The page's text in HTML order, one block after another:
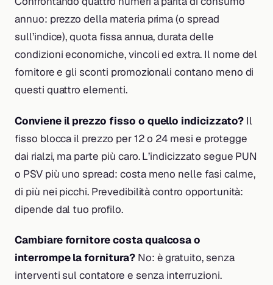
annuo: prezzo della materia prima (o spread
sull’indice), quota fissa annua, durata delle
condizioni economiche, vincoli ed extra. Il nome del
fornitore e gli sconti promozionali contano meno di
questi quattro elementi.
Conviene il prezzo fisso o quello indicizzato?Il
fisso blocca il prezzo per 12 o 24 mesi e protegge
dai rialzi, ma parte più caro. L’indicizzato segue PUN
o PSV più uno spread: costa meno nelle fasi calme,
di più nei picchi. Prevedibilità contro opportunità:
dipende dal tuo profilo.
Cambiare fornitore costa qualcosa o
interrompe la fornitura?No: è gratuito, senza
interventi sul contatore e senza interruzioni.